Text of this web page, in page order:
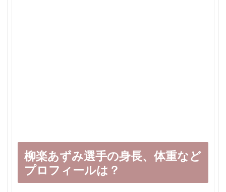
柳楽あずみ選手の身長、体重など
プロフィールは？